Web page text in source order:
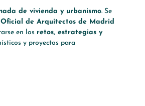
de vivienda y urbanismo. Se
de Arquitectos de Madrid
en los retos, estrategias y
y proyectos para